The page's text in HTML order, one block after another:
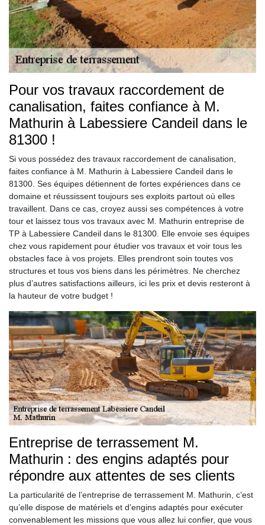
Pour vos travaux raccordement de
canalisation, faites confiance à M.
Mathurin à Labessiere Candeil dans le
81300 !
Si vous possédez des travaux raccordement de canalisation,
faites confiance à M. Mathurin à Labessiere Candeil dans le
81300. Ses équipes détiennent de fortes expériences dans ce
domaine et réussissent toujours ses exploits partout où elles
travaillent. Dans ce cas, croyez aussi ses compétences à votre
tour et laissez tous vos travaux avec M. Mathurin entreprise de
TP à Labessiere Candeil dans le 81300. Elle envoie ses équipes
chez vous rapidement pour étudier vos travaux et voir tous les
obstacles face à vos projets. Elles prendront soin toutes vos
structures et tous vos biens dans les périmètres. Ne cherchez
plus d’autres satisfactions ailleurs, ici les prix et devis resteront à
la hauteur de votre budget !
Entreprise de terrassement M.
Mathurin : des engins adaptés pour
répondre aux attentes de ses clients
La particularité de l’entreprise de terrassement M. Mathurin, c’est
qu’elle dispose de matériels et d’engins adaptés pour exécuter
convenablement les missions que vous allez lui confier, que vous